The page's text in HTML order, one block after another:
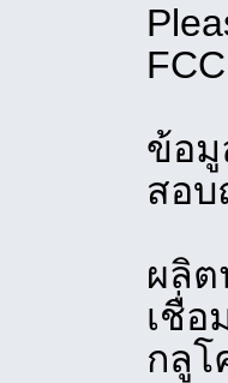
ข้อมู
สอบ
ผลิต
เชื่อ
กลูโ